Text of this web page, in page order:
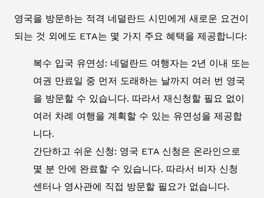
영국을 방문하는 적격 네덜란드 시민에게 새로운 요건이
되는 것 외에도 ETA는 몇 가지 주요 혜택을 제공합니다:
복수 입국 유연성: 네덜란드 여행자는 2년 이내 또는
여권 만료일 중 먼저 도래하는 날까지 여러 번 영국
을 방문할 수 있습니다. 따라서 재신청할 필요 없이
여러 차례 여행을 계획할 수 있는 유연성을 제공합
니다.
간단하고 쉬운 신청: 영국 ETA 신청은 온라인으로
몇 분 안에 완료할 수 있습니다. 따라서 비자 신청
센터나 영사관에 직접 방문할 필요가 없습니다.